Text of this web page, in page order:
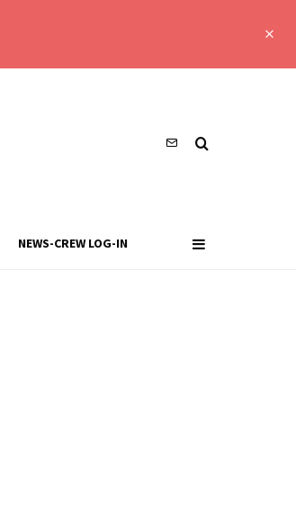
NEWS-CREW LOG-IN